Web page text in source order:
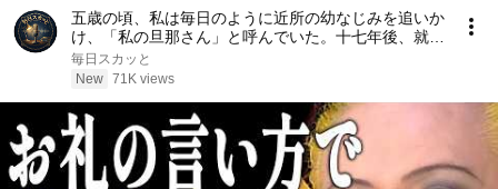
五歳の頃、私は毎日のように近所の幼なじみを追いか
け、「私の旦那さん」と呼んでいた。十七年後、就職
面接で社長室へ入ると、彼は私を見て微笑んだ。「妻
よ、まだ僕を覚えているか？」――
毎日スカッと
New 71K views